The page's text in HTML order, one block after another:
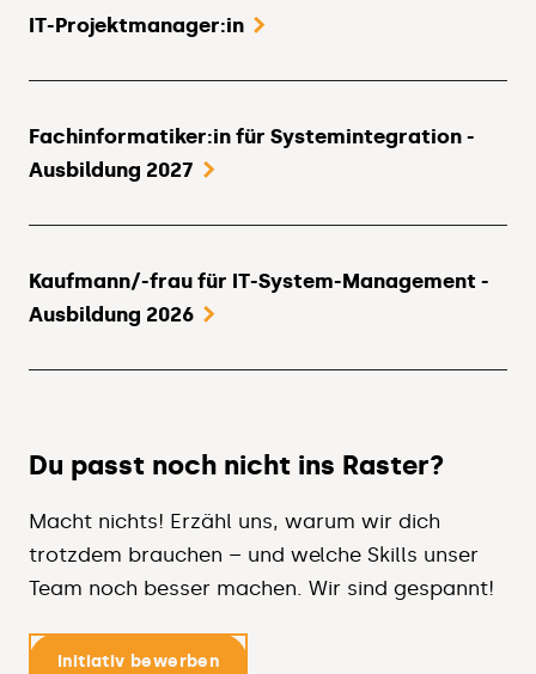
IT-Projektmanager:in
Fachinformatiker:in für Systemintegration -
Ausbildung 2027
Kaufmann/-frau für IT-System-Management -
Ausbildung 2026
Du passt noch nicht ins Raster?
Macht nichts! Erzähl uns, warum wir dich
trotzdem brauchen – und welche Skills unser
Team noch besser machen. Wir sind gespannt!
Initiativ bewerben